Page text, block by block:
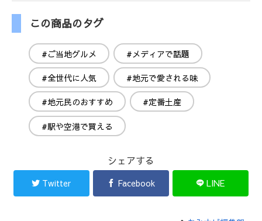
この商品のタグ
#ご当地グルメ #メディアで話題
#全世代に人気 #地元で愛される味
#地元民のおすすめ #定番土産
#駅や空港で買える
シェアする
Twitter Facebook LINE